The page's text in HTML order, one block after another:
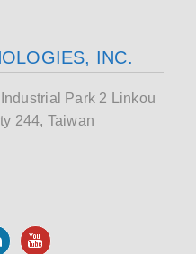
INC.
Park 2 Linkou
244, Taiwan